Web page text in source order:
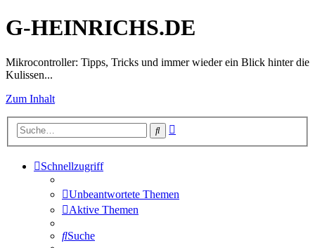
G-HEINRICHS.DE
Mikrocontroller: Tipps, Tricks und immer wieder ein Blick hinter die
Kulissen...
Zum Inhalt
Suche
Schnellzugriff
Unbeantwortete Themen
Aktive Themen
Suche